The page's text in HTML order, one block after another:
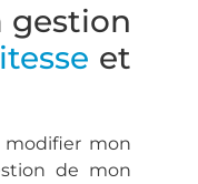
gestion
et
modifier mon
de mon